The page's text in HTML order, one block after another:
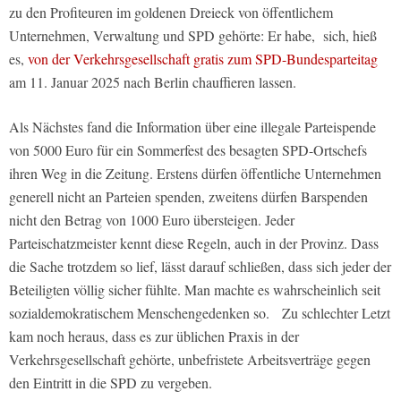
zu den Profiteuren im goldenen Dreieck von öffentlichem
Unternehmen, Verwaltung und SPD gehörte: Er habe, sich, hieß
es, von der Verkehrsgesellschaft gratis zum SPD-Bundesparteitag
am 11. Januar 2025 nach Berlin chauffieren lassen.
Als Nächstes fand die Information über eine illegale Parteispende
von 5000 Euro für ein Sommerfest des besagten SPD-Ortschefs
ihren Weg in die Zeitung. Erstens dürfen öffentliche Unternehmen
generell nicht an Parteien spenden, zweitens dürfen Barspenden
nicht den Betrag von 1000 Euro übersteigen. Jeder
Parteischatzmeister kennt diese Regeln, auch in der Provinz. Dass
die Sache trotzdem so lief, lässt darauf schließen, dass sich jeder der
Beteiligten völlig sicher fühlte. Man machte es wahrscheinlich seit
sozialdemokratischem Menschengedenken so. Zu schlechter Letzt
kam noch heraus, dass es zur üblichen Praxis in der
Verkehrsgesellschaft gehörte, unbefristete Arbeitsverträge gegen
den Eintritt in die SPD zu vergeben.